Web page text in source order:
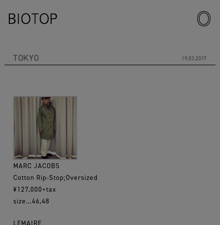
TOKYO 19.03.2017
MARC JACOBS
Cotton Rip-Stop;Oversized
¥127,000+tax
size…46,48
LEMAIRE